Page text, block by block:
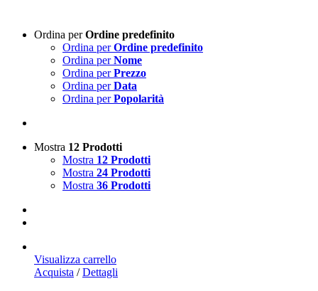
Ordina perOrdine predefinito
Ordina perOrdine predefinito
Ordina perNome
Ordina perPrezzo
Ordina perData
Ordina perPopolarità
Mostra 12 Prodotti
Mostra 12 Prodotti
Mostra 24 Prodotti
Mostra 36 Prodotti
Visualizza carrello
Acquista / Dettagli